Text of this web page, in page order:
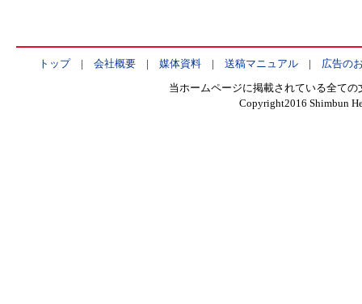
トップ| 会社概要| 媒体資料| 送稿マニュアル| 広告の
当ホームページに掲載されている全て
Copyright2016 Shimbun